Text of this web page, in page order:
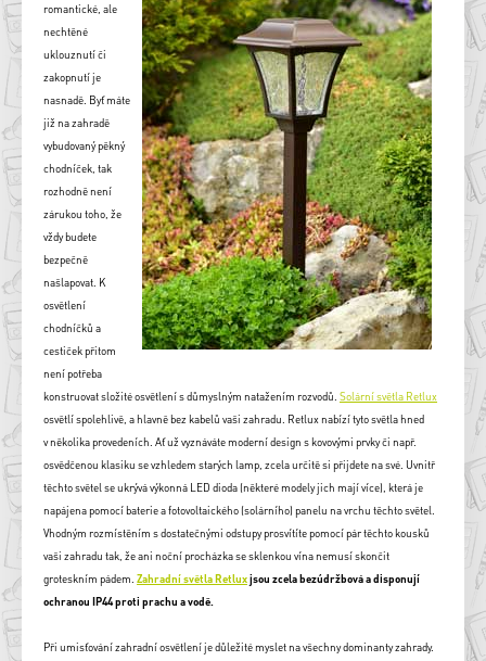
romantické, ale
nechtěné
uklouznutí či
zakopnutí je
nasnadě. Byť máte
již na zahradě
vybudovaný pěkný
chodníček, tak
rozhodně není
zárukou toho, že
vždy budete
bezpečně
našlapovat. K
osvětlení
chodníčků a
cestiček přitom
není potřeba
konstruovat složité osvětlení s důmyslným natažením rozvodů. Solární světla Retlux
osvětlí spolehlivě, a hlavně bez kabelů vaši zahradu. Retlux nabízí tyto světla hned
v několika provedeních. Ať už vyznáváte moderní design s kovovými prvky či např.
osvědčenou klasiku se vzhledem starých lamp, zcela určitě si přijdete na své. Uvnitř
těchto světel se ukrývá výkonná LED dioda (některé modely jich mají více), která je
napájena pomocí baterie a fotovoltaického (solárního) panelu na vrchu těchto světel.
Vhodným rozmístěním s dostatečnými odstupy prosvítíte pomocí pár těchto kousků
vaši zahradu tak, že ani noční procházka se sklenkou vína nemusí skončit
groteskním pádem. Zahradní světla Retluxjsou zcela bezúdržbová a disponují
ochranou IP44 proti prachu a vodě.
Při umisťování zahradní osvětlení je důležité myslet na všechny dominanty zahrady.